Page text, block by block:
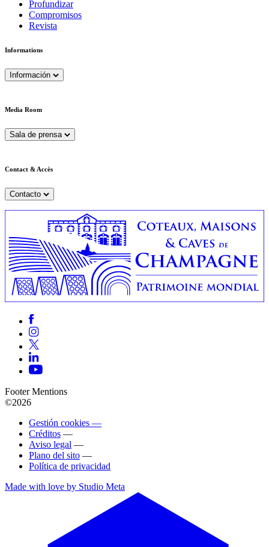
Profundizar
Compromisos
Revista
Informations
Información
Media Room
Sala de prensa
Contact & Accès
Contacto
Footer Mentions
©2026
Gestión cookies —
Créditos —
Aviso legal —
Plano del sito —
Política de privacidad
Made with love by Studio Meta